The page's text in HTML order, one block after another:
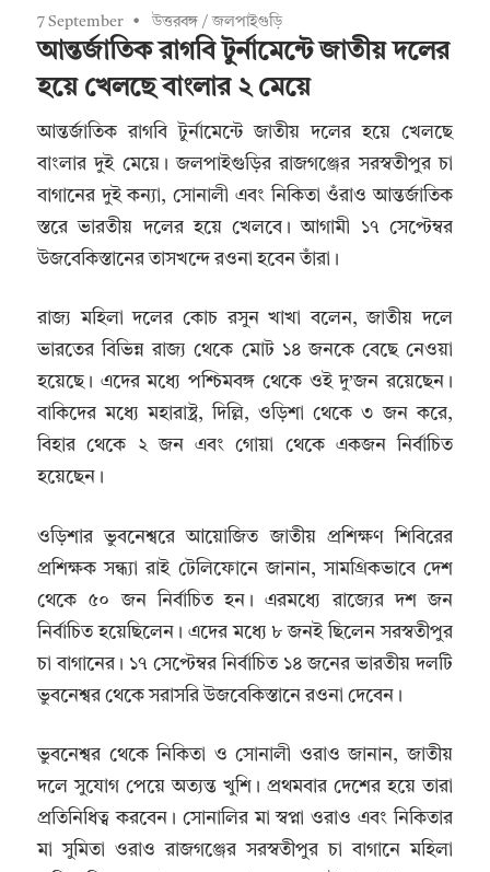
7 September উত্তরবঙ্গ /জলপাইগুড়ি
আন্তর্জাতিক রাগবি টুর্নামেন্টে জাতীয় দলের
হয়ে খেলছে বাংলার ২ মেয়ে
আন্তর্জাতিক রাগবি টুর্নামেন্টে জাতীয় দলের হয়ে খেলছে
বাংলার দুই মেয়ে। জলপাইগুড়ির রাজগঞ্জের সরস্বতীপুর চা
বাগানের দুই কন্যা, সোনালী এবং নিকিতা ওঁরাও আন্তর্জাতিক
স্তরে ভারতীয় দলের হয়ে খেলবে। আগামী ১৭ সেপ্টেম্বর
উজবেকিস্তানের তাসখন্দে রওনা হবেন তাঁরা।
রাজ্য মহিলা দলের কোচ রসুন খাখা বলেন, জাতীয় দলে
ভারতের বিভিন্ন রাজ্য থেকে মোট ১৪ জনকে বেছে নেওয়া
হয়েছে। এদের মধ্যে পশ্চিমবঙ্গ থেকে ওই দু’জন রয়েছেন।
বাকিদের মধ্যে মহারাষ্ট্র, দিল্লি, ওড়িশা থেকে ৩ জন করে,
বিহার থেকে ২ জন এবং গোয়া থেকে একজন নির্বাচিত
হয়েছেন।
ওড়িশার ভুবনেশ্বরে আয়োজিত জাতীয় প্রশিক্ষণ শিবিরের
প্রশিক্ষক সন্ধ্যা রাই টেলিফোনে জানান, সামগ্রিকভাবে দেশ
থেকে ৫০ জন নির্বাচিত হন। এরমধ্যে রাজ্যের দশ জন
নির্বাচিত হয়েছিলেন। এদের মধ্যে ৮ জনই ছিলেন সরস্বতীপুর
চা বাগানের। ১৭ সেপ্টেম্বর নির্বাচিত ১৪ জনের ভারতীয় দলটি
ভুবনেশ্বর থেকে সরাসরি উজবেকিস্তানে রওনা দেবেন।
ভুবনেশ্বর থেকে নিকিতা ও সোনালী ওরাও জানান, জাতীয়
দলে সুযোগ পেয়ে অত্যন্ত খুশি। প্রথমবার দেশের হয়ে তারা
প্রতিনিধিত্ব করবেন। সোনালির মা স্বপ্না ওরাও এবং নিকিতার
মা সুমিতা ওরাও রাজগঞ্জের সরস্বতীপুর চা বাগানে মহিলা